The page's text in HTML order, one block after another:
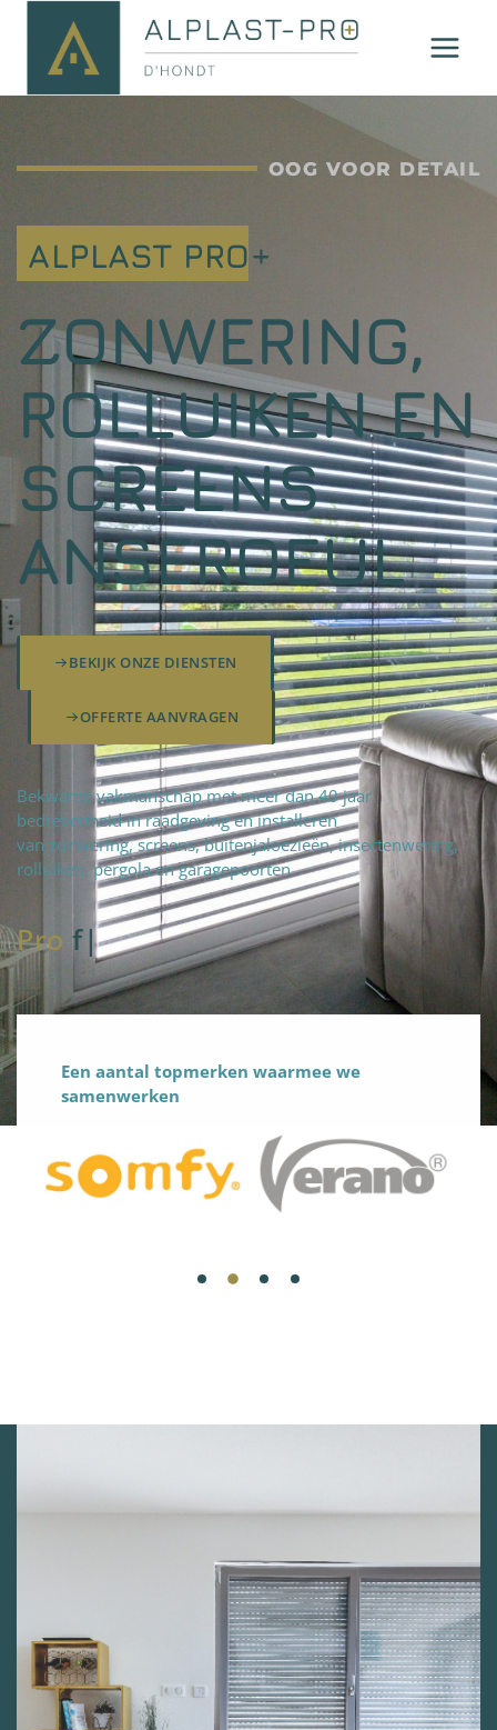
OOG VOOR DETAIL
ALPLAST PRO+
ZONWERING,
ROLLUIKEN EN
SCREENS
ANSEROEUL
BEKIJK ONZE DIENSTEN
OFFERTE AANVRAGEN
Bekwame vakmanschap met meer dan 40 jaar
bedrevenheid in raadgeving en installeren
van zonwering, screens, buitenjaloezieën, insectenwering,
rolluiken, pergola en garagepoorten.
Pro fteam|
Een aantal topmerken waarmee we
samenwerken